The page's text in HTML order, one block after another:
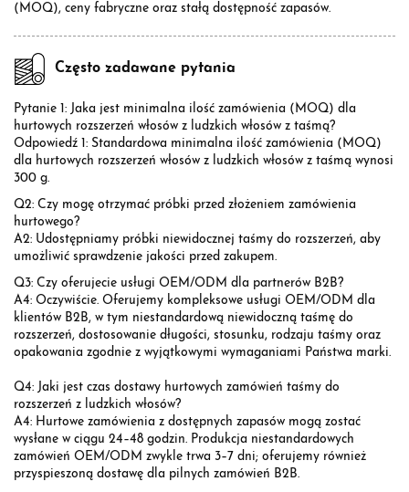
(MOQ), ceny fabryczne oraz stałą dostępność zapasów.
Często zadawane pytania
Pytanie 1: Jaka jest minimalna ilość zamówienia (MOQ) dla
hurtowych rozszerzeń włosów z ludzkich włosów z taśmą?
Odpowiedź 1: Standardowa minimalna ilość zamówienia (MOQ)
dla hurtowych rozszerzeń włosów z ludzkich włosów z taśmą wynosi
300 g.
Q2: Czy mogę otrzymać próbki przed złożeniem zamówienia
hurtowego?
A2: Udostępniamy próbki niewidocznej taśmy do rozszerzeń, aby
umożliwić sprawdzenie jakości przed zakupem.
Q3: Czy oferujecie usługi OEM/ODM dla partnerów B2B?
A4: Oczywiście. Oferujemy kompleksowe usługi OEM/ODM dla
klientów B2B, w tym niestandardową niewidoczną taśmę do
rozszerzeń, dostosowanie długości, stosunku, rodzaju taśmy oraz
opakowania zgodnie z wyjątkowymi wymaganiami Państwa marki.
Q4: Jaki jest czas dostawy hurtowych zamówień taśmy do
rozszerzeń z ludzkich włosów?
A4: Hurtowe zamówienia z dostępnych zapasów mogą zostać
wysłane w ciągu 24–48 godzin. Produkcja niestandardowych
zamówień OEM/ODM zwykle trwa 3–7 dni; oferujemy również
przyspieszoną dostawę dla pilnych zamówień B2B.